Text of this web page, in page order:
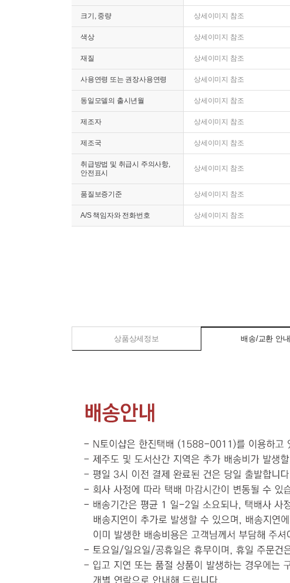
크기, 중량 상세이미지 참조
색상 상세이미지 참조
재질 상세이미지 참조
사용연령 또는 권장사용연령 상세이미지 참조
동일모델의 출시년월 상세이미지 참조
제조자 상세이미지 참조
제조국 상세이미지 참조
취급방법 및 취급시 주의사항,
안전표시
상세이미지 참조
품질보증기준 상세이미지 참조
A/S 책임자와 전화번호 상세이미지 참조
상품상세정보 배송/교환 안내